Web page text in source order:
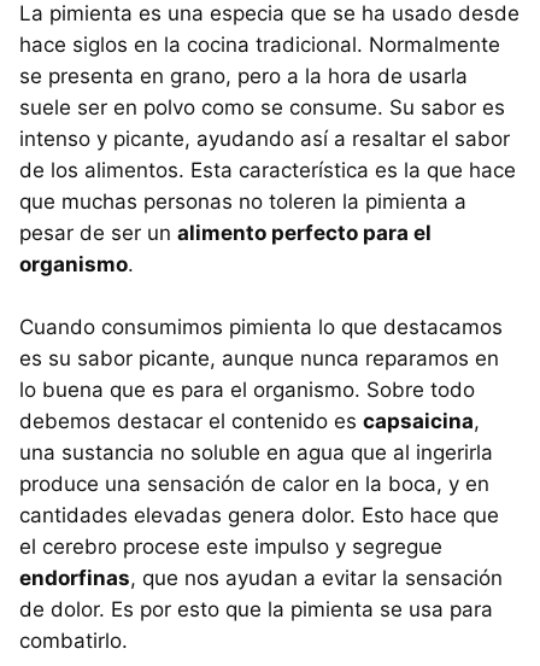
La pimienta es una especia que se ha usado desde
hace siglos en la cocina tradicional. Normalmente
se presenta en grano, pero a la hora de usarla
suele ser en polvo como se consume. Su sabor es
intenso y picante, ayudando así a resaltar el sabor
de los alimentos. Esta característica es la que hace
que muchas personas no toleren la pimienta a
pesar de ser un alimento perfecto para el
organismo.
Cuando consumimos pimienta lo que destacamos
es su sabor picante, aunque nunca reparamos en
lo buena que es para el organismo. Sobre todo
debemos destacar el contenido es capsaicina,
una sustancia no soluble en agua que al ingerirla
produce una sensación de calor en la boca, y en
cantidades elevadas genera dolor. Esto hace que
el cerebro procese este impulso y segregue
endorfinas, que nos ayudan a evitar la sensación
de dolor. Es por esto que la pimienta se usa para
combatirlo.